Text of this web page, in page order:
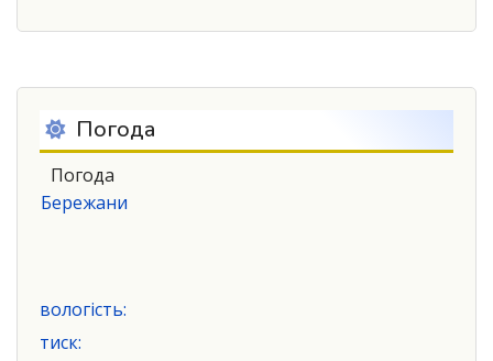
Погода
Погода
Бережани
вологість:
тиск: